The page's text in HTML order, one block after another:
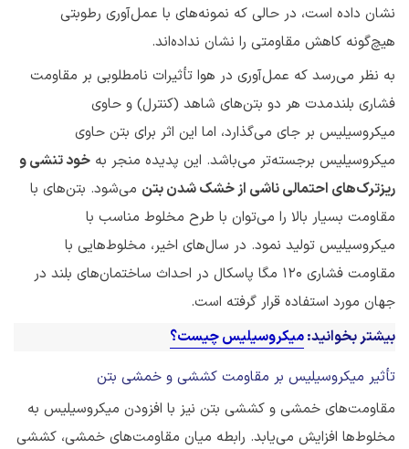
نشان داده است، در حالی که نمونه‌های با عمل‌آوری رطوبتی
هیچ‌گونه کاهش مقاومتی را نشان نداده‌اند.
به نظر می‌رسد که عمل‌آوری در هوا تأثیرات نامطلوبی بر مقاومت
فشاری بلندمدت هر دو بتن‌های شاهد (کنترل) و حاوی
میکروسیلیس بر جای می‌گذارد، اما این اثر برای بتن حاوی
میکروسیلیس برجسته‌تر می‌باشد. این پدیده منجر به خود تنشی و
ریزترک‌های احتمالی ناشی از خشک شدن بتن می‌‌شود. بتن‌های با
مقاومت بسیار بالا را می‌توان با طرح مخلوط مناسب با
میکروسیلیس تولید نمود. در سال‌های اخیر، مخلوط‌هایی با
مقاومت فشاری ۱۲۰ مگا پاسکال در احداث ساختمان‌های بلند در
جهان مورد استفاده قرار گرفته است.
بیشتر بخوانید:میکروسیلیس چیست؟
تأثیر میکروسیلیس بر مقاومت کششی و خمشی بتن
مقاومت‌های خمشی و کششی بتن‌ نیز با افزودن میکروسیلیس به
مخلوط‌ها افزایش می‌یابد. رابطه میان مقاومت‌های خمشی، کششی